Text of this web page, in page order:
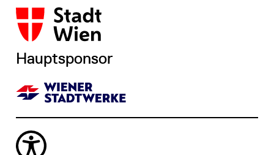
Hauptsponsor